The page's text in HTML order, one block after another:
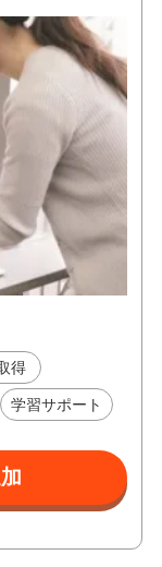
得
学習サポート